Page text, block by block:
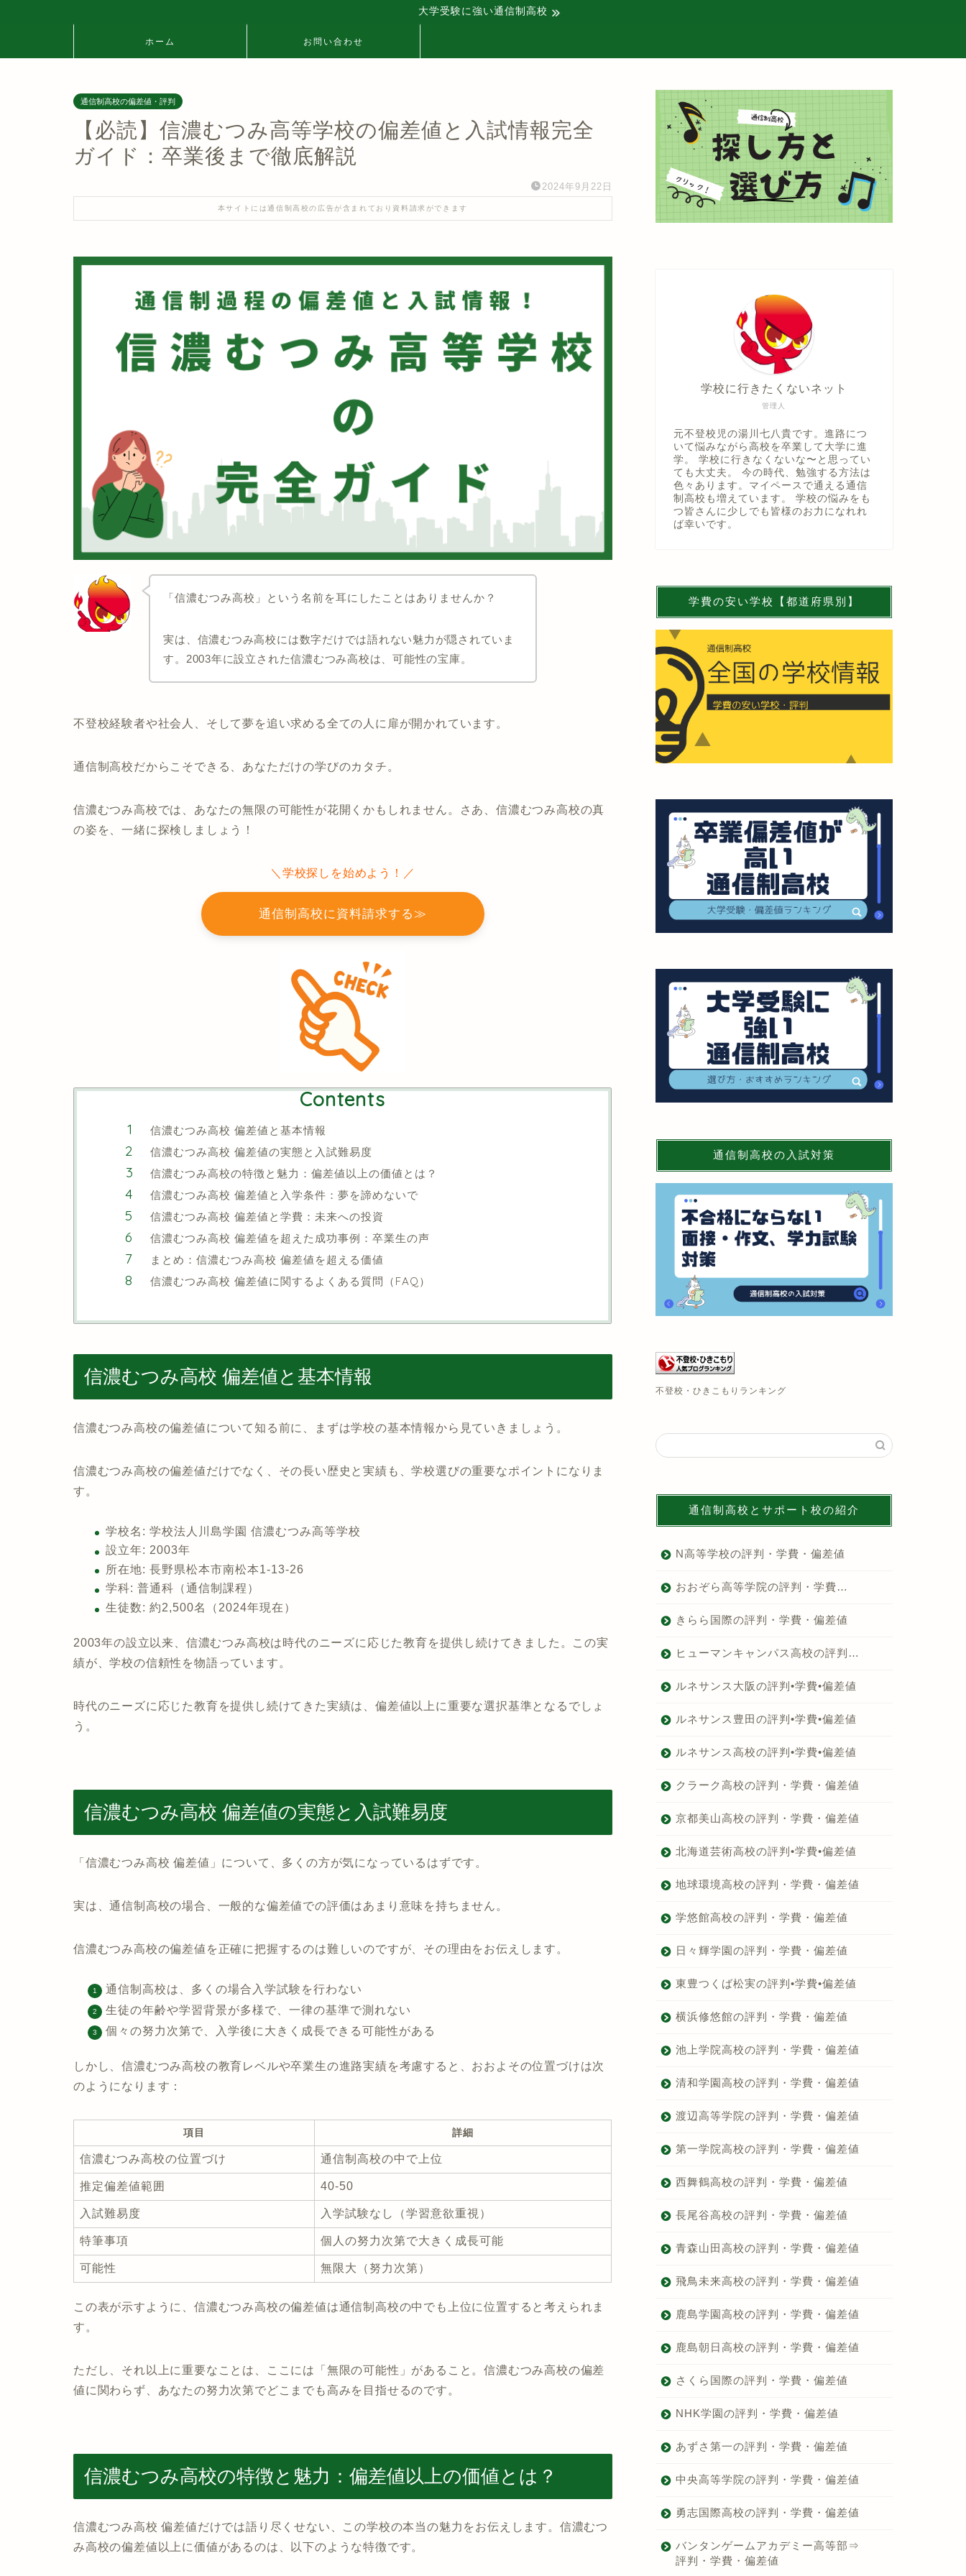
大学受験に強い通信制高校
ホーム お問い合わせ
通信制高校の偏差値・評判
【必読】信濃むつみ高等学校の偏差値と入試情報完全
ガイド：卒業後まで徹底解説
2024年9月22日
本サイトには通信制高校の広告が含まれており資料請求ができます
「信濃むつみ高校」という名前を耳にしたことはありませんか？
実は、信濃むつみ高校には数字だけでは語れない魅力が隠されていま
す。2003年に設立された信濃むつみ高校は、可能性の宝庫。
不登校経験者や社会人、そして夢を追い求める全ての人に扉が開かれています。
通信制高校だからこそできる、あなただけの学びのカタチ。
信濃むつみ高校では、あなたの無限の可能性が花開くかもしれません。さあ、信濃むつみ高校の真
の姿を、一緒に探検しましょう！
＼学校探しを始めよう！／
通信制高校に資料請求する≫
Contents
信濃むつみ高校 偏差値と基本情報
信濃むつみ高校 偏差値の実態と入試難易度
信濃むつみ高校の特徴と魅力：偏差値以上の価値とは？
信濃むつみ高校 偏差値と入学条件：夢を諦めないで
信濃むつみ高校 偏差値と学費：未来への投資
信濃むつみ高校 偏差値を超えた成功事例：卒業生の声
まとめ：信濃むつみ高校 偏差値を超える価値
信濃むつみ高校 偏差値に関するよくある質問（FAQ）
信濃むつみ高校 偏差値と基本情報
信濃むつみ高校の偏差値について知る前に、まずは学校の基本情報から見ていきましょう。
信濃むつみ高校の偏差値だけでなく、その長い歴史と実績も、学校選びの重要なポイントになりま
す。
学校名: 学校法人川島学園 信濃むつみ高等学校
設立年: 2003年
所在地: 長野県松本市南松本1-13-26
学科: 普通科（通信制課程）
生徒数: 約2,500名（2024年現在）
2003年の設立以来、信濃むつみ高校は時代のニーズに応じた教育を提供し続けてきました。この実
績が、学校の信頼性を物語っています。
時代のニーズに応じた教育を提供し続けてきた実績は、偏差値以上に重要な選択基準となるでしょ
う。
信濃むつみ高校 偏差値の実態と入試難易度
「信濃むつみ高校 偏差値」について、多くの方が気になっているはずです。
実は、通信制高校の場合、一般的な偏差値での評価はあまり意味を持ちません。
信濃むつみ高校の偏差値を正確に把握するのは難しいのですが、その理由をお伝えします。
通信制高校は、多くの場合入学試験を行わない
生徒の年齢や学習背景が多様で、一律の基準で測れない
個々の努力次第で、入学後に大きく成長できる可能性がある
しかし、信濃むつみ高校の教育レベルや卒業生の進路実績を考慮すると、おおよその位置づけは次
のようになります：
項目 詳細
信濃むつみ高校の位置づけ 通信制高校の中で上位
推定偏差値範囲 40-50
入試難易度 入学試験なし（学習意欲重視）
特筆事項 個人の努力次第で大きく成長可能
可能性 無限大（努力次第）
この表が示すように、信濃むつみ高校の偏差値は通信制高校の中でも上位に位置すると考えられま
す。
ただし、それ以上に重要なことは、ここには「無限の可能性」があること。信濃むつみ高校の偏差
値に関わらず、あなたの努力次第でどこまでも高みを目指せるのです。
信濃むつみ高校の特徴と魅力：偏差値以上の価値とは？
信濃むつみ高校 偏差値だけでは語り尽くせない、この学校の本当の魅力をお伝えします。信濃むつ
み高校の偏差値以上に価値があるのは、以下のような特徴です。
管理人
学校に行きたくないネット
元不登校児の湯川七八貴です。進路につ
いて悩みながら高校を卒業して大学に進
学。 学校に行きなくないな〜と思ってい
ても大丈夫。 今の時代、勉強する方法は
色々あります。マイペースで通える通信
制高校も増えています。 学校の悩みをも
つ皆さんに少しでも皆様のお力になれれ
ば幸いです。
学費の安い学校【都道府県別】
通信制高校の入試対策
不登校・ひきこもりランキング
通信制高校とサポート校の紹介
N高等学校の評判・学費・偏差値
おおぞら高等学院の評判・学費…
きらら国際の評判・学費・偏差値
ヒューマンキャンパス高校の評判…
ルネサンス大阪の評判•学費•偏差値
ルネサンス豊田の評判•学費•偏差値
ルネサンス高校の評判•学費•偏差値
クラーク高校の評判・学費・偏差値
京都美山高校の評判・学費・偏差値
北海道芸術高校の評判•学費•偏差値
地球環境高校の評判・学費・偏差値
学悠館高校の評判・学費・偏差値
日々輝学園の評判・学費・偏差値
東豊つくば松実の評判•学費•偏差値
横浜修悠館の評判・学費・偏差値
池上学院高校の評判・学費・偏差値
清和学園高校の評判・学費・偏差値
渡辺高等学院の評判・学費・偏差値
第一学院高校の評判・学費・偏差値
西舞鶴高校の評判・学費・偏差値
長尾谷高校の評判・学費・偏差値
青森山田高校の評判・学費・偏差値
飛鳥未来高校の評判・学費・偏差値
鹿島学園高校の評判・学費・偏差値
鹿島朝日高校の評判・学費・偏差値
さくら国際の評判・学費・偏差値
NHK学園の評判・学費・偏差値
あずさ第一の評判・学費・偏差値
中央高等学院の評判・学費・偏差値
勇志国際高校の評判・学費・偏差値
バンタンゲームアカデミー高等部⇒
評判・学費・偏差値